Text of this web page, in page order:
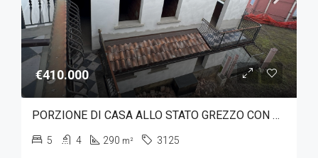
€410.000
PORZIONE DI CASA ALLO STATO GREZZO CON AMPIA AREA CORTILIVA
5 4 290 m² 3125